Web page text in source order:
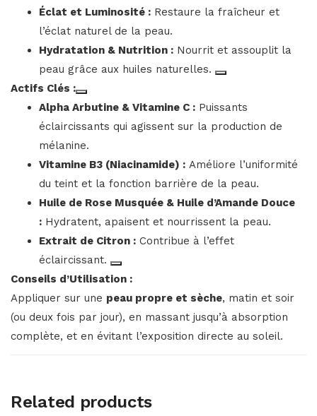
Éclat et Luminosité : Restaure la fraîcheur et
l’éclat naturel de la peau.
Hydratation & Nutrition : Nourrit et assouplit la
peau grâce aux huiles naturelles.
Actifs Clés :
Alpha Arbutine & Vitamine C : Puissants
éclaircissants qui agissent sur la production de
mélanine.
Vitamine B3 (Niacinamide) : Améliore l’uniformité
du teint et la fonction barrière de la peau.
Huile de Rose Musquée & Huile d’Amande Douce
: Hydratent, apaisent et nourrissent la peau.
Extrait de Citron : Contribue à l’effet
éclaircissant.
Conseils d’Utilisation :
Appliquer sur une peau propre et sèche, matin et soir
(ou deux fois par jour), en massant jusqu’à absorption
complète, et en évitant l’exposition directe au soleil.
Related products